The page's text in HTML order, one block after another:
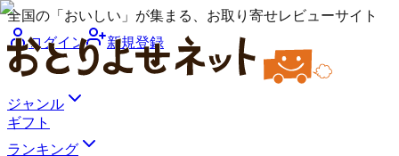
全国の「おいしい」が集まる、お取り寄せレビューサイト
ログイン
新規登録
ジャンル
ギフト
ランキング